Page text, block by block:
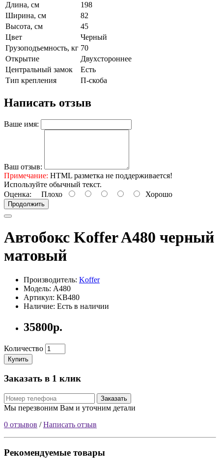
Длина, см
198
Ширина, см
82
Высота, см
45
Цвет
Черный
Грузоподъемность, кг 70
Открытие
Двухстороннее
Центральный замок
Есть
Тип крепления
П-скоба
Написать отзыв
Ваше имя:
Ваш отзыв:
Примечание: HTML разметка не поддерживается!
Используйте обычный текст.
Оценка: Плохо Хорошо
Продолжить
Автобокс Koffer A480 черный
матовый
Производитель: Koffer
Модель: A480
Артикул: KB480
Наличие: Есть в наличии
35800р.
Количество
Купить
Заказать в 1 клик
Заказать
Мы перезвоним Вам и уточним детали
0 отзывов /Написать отзыв
Рекомендуемые товары